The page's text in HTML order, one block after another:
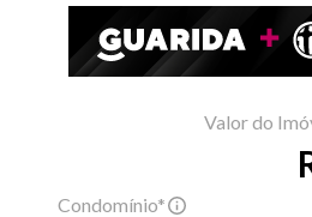
Valor do
Condomínio*